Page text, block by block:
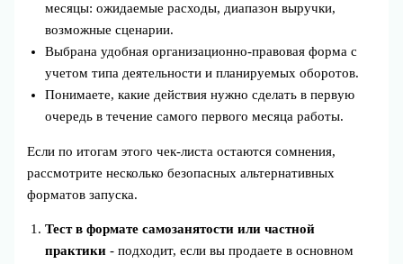
месяцы: ожидаемые расходы, диапазон выручки,
возможные сценарии.
Выбрана удобная организационно‑правовая форма с
учетом типа деятельности и планируемых оборотов.
Понимаете, какие действия нужно сделать в первую
очередь в течение самого первого месяца работы.
Если по итогам этого чек‑листа остаются сомнения,
рассмотрите несколько безопасных альтернативных
форматов запуска.
Тест в формате самозанятости или частной
практики - подходит, если вы продаете в основном